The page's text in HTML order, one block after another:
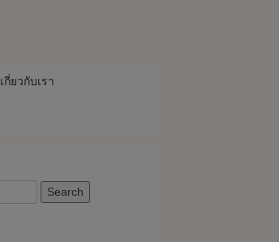
เกี่ยวกับเรา
Search